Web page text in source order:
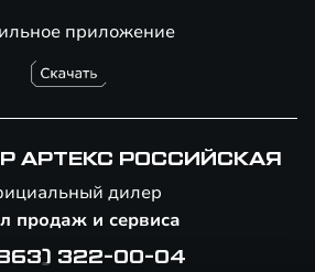
приложение
АРТЕКС РОССИЙСКАЯ
дилер
продаж и сервиса
322-00-04